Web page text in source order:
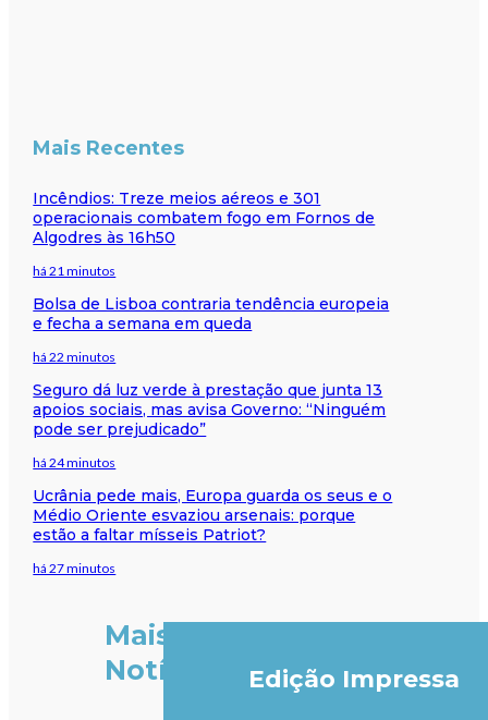
Mais Recentes
Incêndios: Treze meios aéreos e 301
operacionais combatem fogo em Fornos de
Algodres às 16h50
há 21 minutos
Bolsa de Lisboa contraria tendência europeia
e fecha a semana em queda
há 22 minutos
Seguro dá luz verde à prestação que junta 13
apoios sociais, mas avisa Governo: “Ninguém
pode ser prejudicado”
há 24 minutos
Ucrânia pede mais, Europa guarda os seus e o
Médio Oriente esvaziou arsenais: porque
estão a faltar mísseis Patriot?
há 27 minutos
Mais
Notícias
Edição Impressa